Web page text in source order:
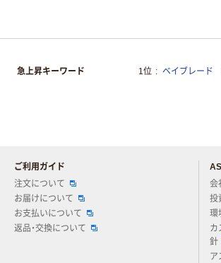
急上昇キーワード 1位 ベイブレード
ご利用ガイド
注文について
お届けについて
お支払いについて
返品・交換について
会
投
環
カ
針
ア